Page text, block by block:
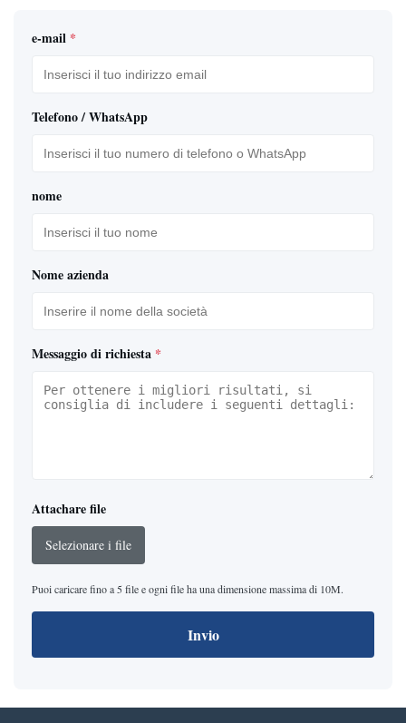
e-mail *
Telefono / WhatsApp
nome
Nome azienda
Messaggio di richiesta *
Attachare file
Selezionare i file
Puoi caricare fino a 5 file e ogni file ha una dimensione massima di 10M.
Invio